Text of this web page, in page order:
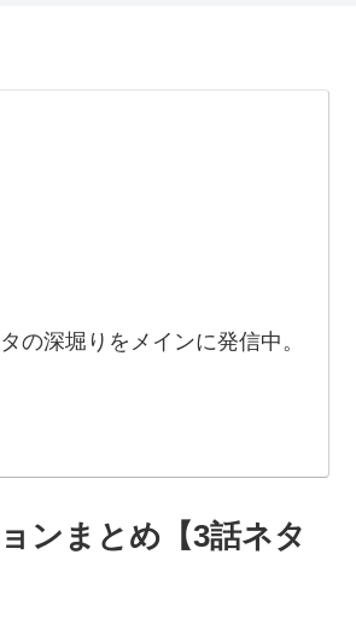
の深堀りをメインに発信中。
ンまとめ【3話ネタ